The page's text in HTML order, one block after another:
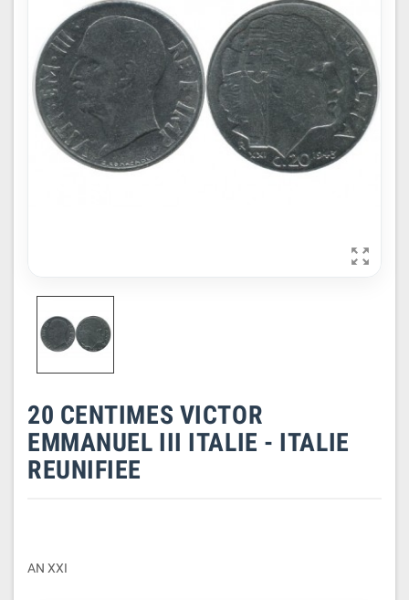

20 CENTIMES VICTOR
EMMANUEL III ITALIE - ITALIE
REUNIFIEE
AN XXI